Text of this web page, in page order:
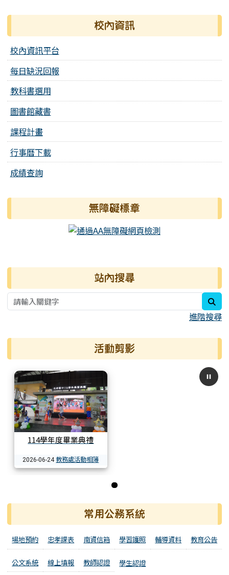
校內資訊
校內資訊平台
每日缺況回報
教科書選用
圖書館藏書
課程計畫
行事曆下載
成績查詢
無障礙標章
右邊區域內容 站內搜尋
進階搜尋
活動剪影
114學年度畢業典禮
2026-06-24 教務處活動相簿
常用公務系統
場地預約 忠孝課表 南資信箱 學習護照 輔導資料 教育公告
公文系統 線上填報 教師認證 學生認證